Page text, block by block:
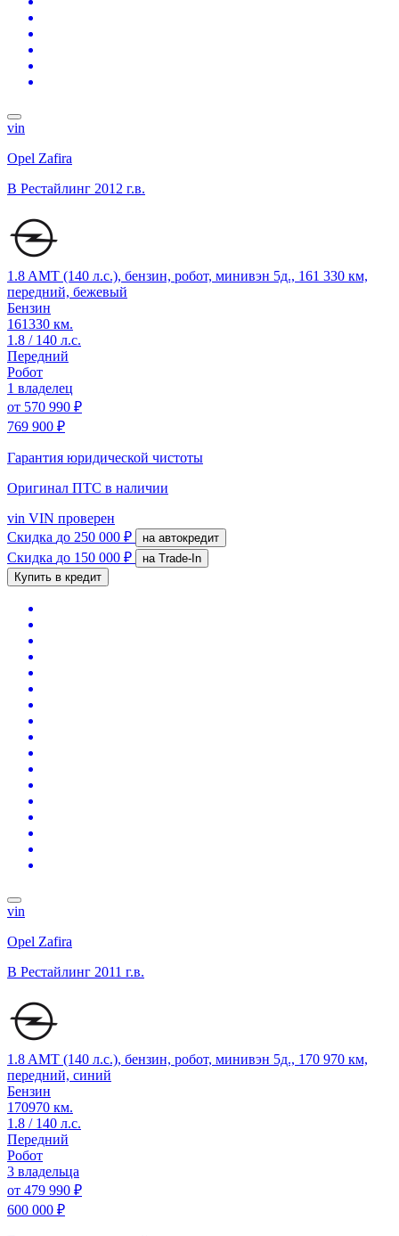
vin
Opel Zafira
B Рестайлинг 2012 г.в.
1.8 AMT (140 л.с.), бензин, робот, минивэн 5д., 161 330 км,
передний, бежевый
Бензин
161330 км.
1.8 / 140 л.с.
Передний
Робот
1 владелец
от 570 990 ₽
769 900 ₽
Гарантия юридической чистоты
Оригинал ПТС в наличии
vin VIN проверен
Скидка до 250 000 ₽ на автокредит
Скидка до 150 000 ₽
на Trade-In
Купить в кредит
vin
Opel Zafira
B Рестайлинг 2011 г.в.
1.8 AMT (140 л.с.), бензин, робот, минивэн 5д., 170 970 км,
передний, синий
Бензин
170970 км.
1.8 / 140 л.с.
Передний
Робот
3 владельца
от 479 990 ₽
600 000 ₽